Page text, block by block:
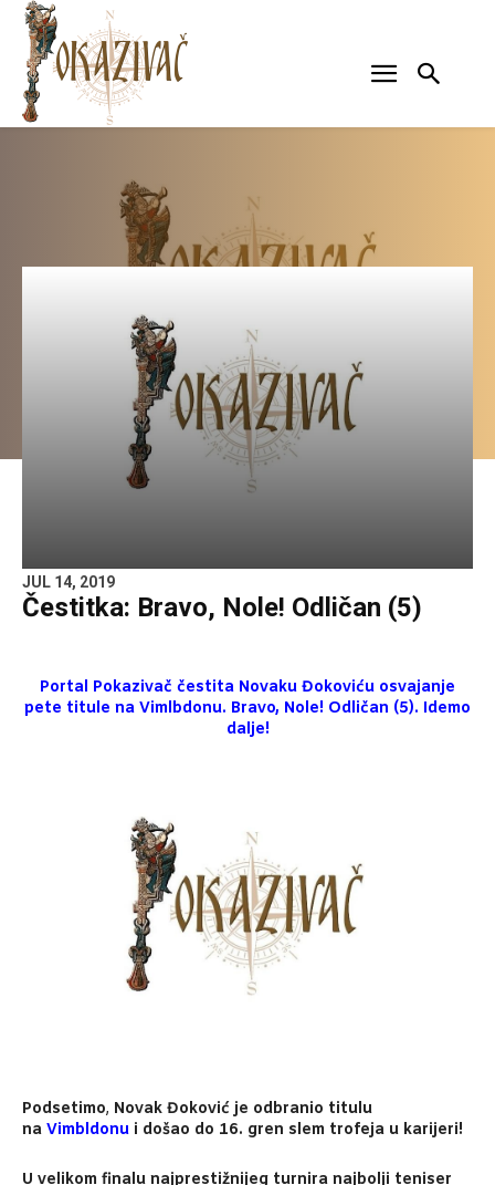
JUL 14, 2019
Čestitka: Bravo, Nole! Odličan (5)
Portal Pokazivač čestita Novaku Đokoviću osvajanje
pete titule na Vimlbdonu. Bravo, Nole! Odličan (5). Idemo
dalje!
Podsetimo, Novak Đoković je odbranio titulu
na Vimbldonu i došao do 16. gren slem trofeja u karijeri!
U velikom finalu najprestižnijeg turnira najbolji teniser